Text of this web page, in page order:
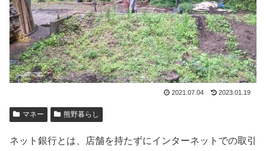
2021.07.04 2023.01.19
マネー 熊野暮らし
ネット銀行とは、店舗を持たずにインターネットでの取引